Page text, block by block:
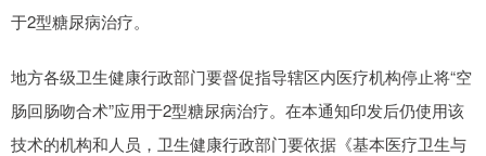
于2型糖尿病治疗。
地方各级卫生健康行政部门要督促指导辖区内医疗机构停止将“空
肠回肠吻合术”应用于2型糖尿病治疗。在本通知印发后仍使用该
技术的机构和人员，卫生健康行政部门要依据《基本医疗卫生与